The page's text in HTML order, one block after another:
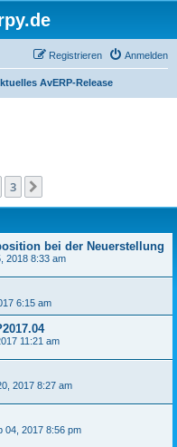
Anmelden
Registrieren
AvERP-Release
3
bei der Neuerstellung
2018 8:33 am
6:15 am
11:21 am
2017 8:27 am
04, 2017 8:56 pm